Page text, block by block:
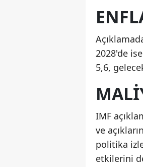
2028'de
5,6,
IMF
ve
politika
etkilerini